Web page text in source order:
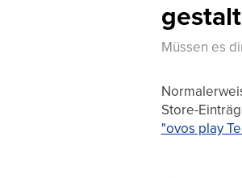
Müssen es
Store-
"ovos play